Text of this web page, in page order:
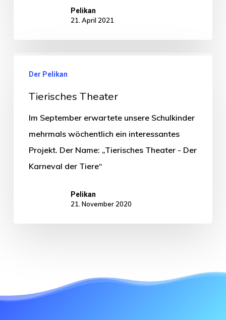
Pelikan
21. April 2021
Der Pelikan
Tierisches Theater
Im September erwartete unsere Schulkinder
mehrmals wöchentlich ein interessantes
Projekt. Der Name: „Tierisches Theater - Der
Karneval der Tiere“
Pelikan
21. November 2020